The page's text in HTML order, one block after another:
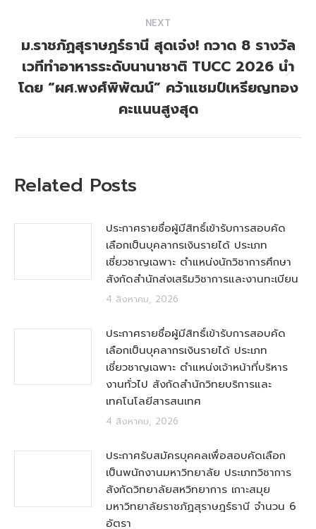
NEXT
Next
post:
ม.ราชภัฏสุราษฎร์ธานี สุดเจ๋ง! กวาด 8 รางวัล
เวทีทำอาหารระดับนานาชาติ TUCC 2026 นำ
โดย “ผศ.พงศ์พิพัฒน์” คว้าแชมป์เหรียญทอง
คะแนนสูงสุด
Related Posts
ประกาศรายชื่อผู้มีสิทธิ์เข้ารับการสอบคัด
เลือกเป็นบุคลากรเงินรายได้ ประเภท
เชี่ยวชาญเฉพาะ ตำแหน่งนักวิชาการศึกษา
สังกัดสำนักส่งเสริมวิชาการและงานทะเบียน
4 สิงหาคม, 2026
ประกาศรายชื่อผู้มีสิทธิ์เข้ารับการสอบคัด
เลือกเป็นบุคลากรเงินรายได้ ประเภท
เชี่ยวชาญเฉพาะ ตำแหน่งเจ้าหน้าที่บริหาร
งานทั่วไป สังกัดสำนักวิทยบริการและ
เทคโนโลยีสารสนเทศ
4 สิงหาคม, 2026
ประกาศรับสมัครบุคคลเพื่อสอบคัดเลือก
เป็นพนักงานมหาวิทยาลัย ประเภทวิชาการ
สังกัดวิทยาลัยสหวิทยาการ เกาะสมุย
มหาวิทยาลัยราชภัฏสุราษฎร์ธานี จำนวน 6
อัตรา